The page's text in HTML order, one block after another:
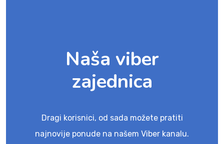
Naša viber
zajednica
Dragi korisnici, od sada možete pratiti
najnovije ponude na našem Viber kanalu.